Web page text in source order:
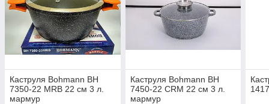
Каструля Bohmann BH
7350-22 MRB 22 см 3 л.
мармур
Каструля Bohmann BH
7450-22 CRM 22 см 3 л.
мармур